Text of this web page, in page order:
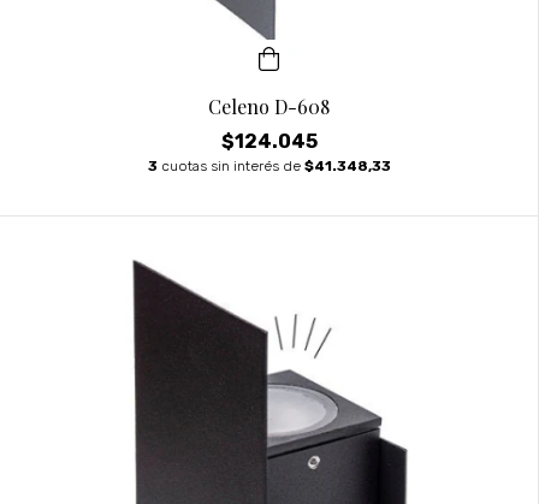
Celeno D-608
$124.045
3 cuotas sin interés de $41.348,33